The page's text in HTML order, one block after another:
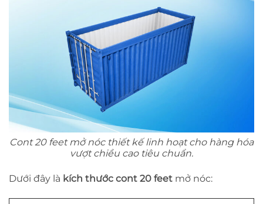
Cont 20 feet mở nóc thiết kế linh hoạt cho hàng hóa
vượt chiều cao tiêu chuẩn.
Dưới đây là kích thước cont 20 feet mở nóc: